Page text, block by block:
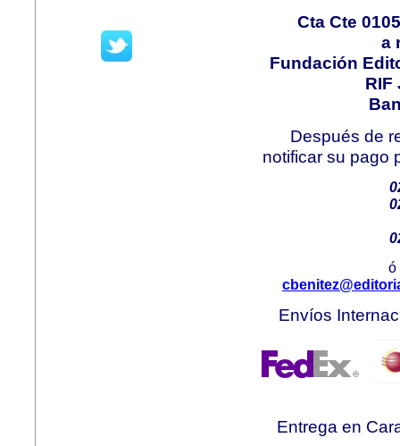
Cta Cte
a
Fundación
RIF
Después de
notificar su pago
ó
Envíos
Entrega en